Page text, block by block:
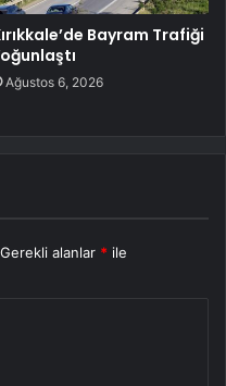
Bayram Trafiği
Ağustos 6, 2026
Gerekli alanlar * ile